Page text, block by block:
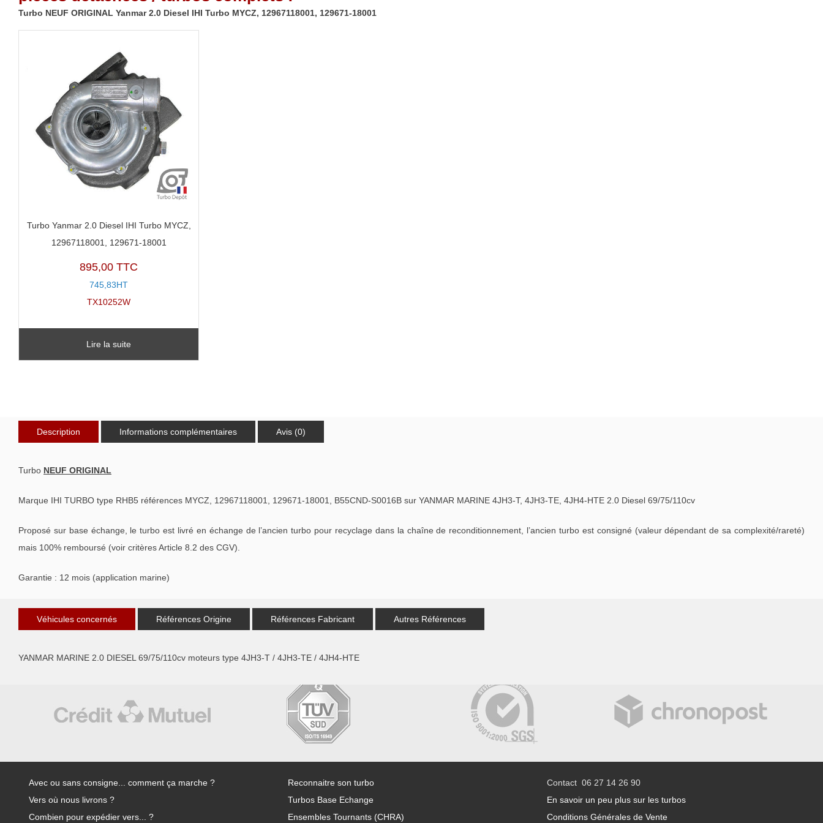
Turbo NEUF ORIGINAL Yanmar 2.0 Diesel IHI Turbo MYCZ, 12967118001, 129671-18001
Turbo Yanmar 2.0 Diesel IHI Turbo MYCZ,
12967118001, 129671-18001
895,00 TTC
745,83HT
TX10252W
Lire la suite
Description Informations complémentaires Avis (0)
Turbo NEUF ORIGINAL
Marque IHI TURBO type RHB5 références MYCZ, 12967118001, 129671-18001, B55CND-S0016B sur YANMAR MARINE 4JH3-T, 4JH3-TE, 4JH4-HTE 2.0 Diesel 69/75/110cv
Proposé sur base échange, le turbo est livré en échange de l’ancien turbo pour recyclage dans la chaîne de reconditionnement, l’ancien turbo est consigné (valeur dépendant de sa complexité/rareté)
mais 100% remboursé (voir critères Article 8.2 des CGV).
Garantie : 12 mois (application marine)
Véhicules concernés Références Origine Références Fabricant Autres Références
YANMAR MARINE 2.0 DIESEL 69/75/110cv moteurs type 4JH3-T / 4JH3-TE / 4JH4-HTE
Avec ou sans consigne... comment ça marche ?
Vers où nous livrons ?
Combien pour expédier vers... ?
Reconnaitre son turbo
Turbos Base Echange
Ensembles Tournants (CHRA)
Contact 06 27 14 26 90
En savoir un peu plus sur les turbos
Conditions Générales de Vente